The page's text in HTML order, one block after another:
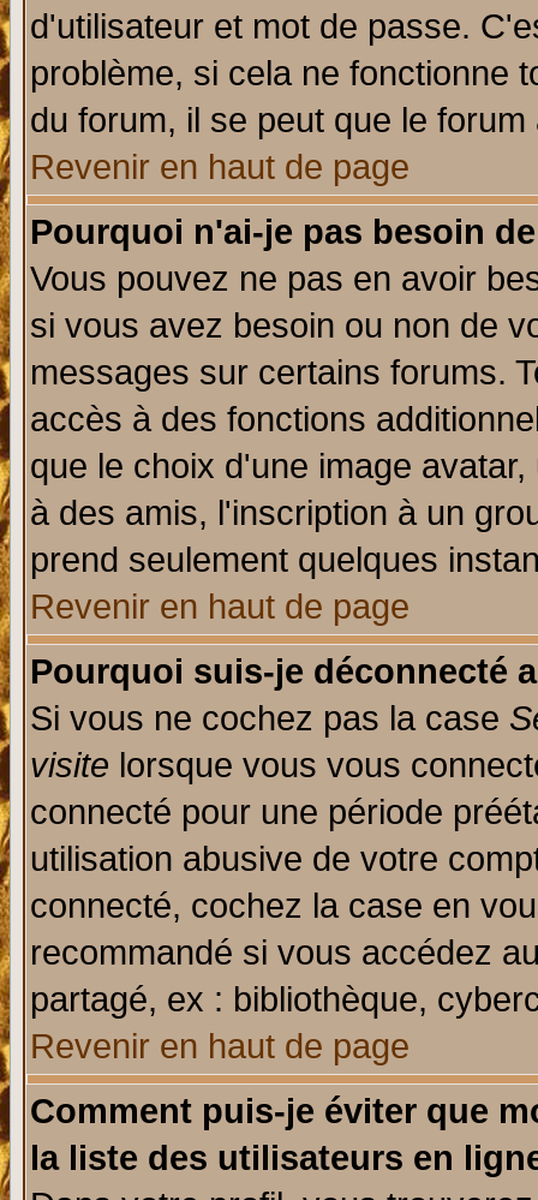
d'utilisateur et mot de passe.
problème, si cela ne fonctionne
du forum, il se peut que le
Revenir en haut de page
Pourquoi n'ai-je pas besoin
Vous pouvez ne pas en avoir
si vous avez besoin ou non de
messages sur certains forums.
accès à des fonctions
que le choix d'une image
à des amis, l'inscription à un
prend seulement quelques
Revenir en haut de page
Pourquoi suis-je déconnecté
Si vous ne cochez pas la case
visite lorsque vous vous
connecté pour une période
utilisation abusive de votre
connecté, cochez la case en
recommandé si vous accédez
partagé, ex : bibliothèque,
Revenir en haut de page
Comment puis-je éviter que
la liste des utilisateurs en